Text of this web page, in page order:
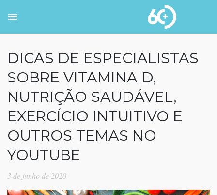
DICAS DE ESPECIALISTAS
SOBRE VITAMINA D,
NUTRIÇÃO SAUDÁVEL,
EXERCÍCIO INTUITIVO E
OUTROS TEMAS NO
YOUTUBE
3 de junho de 2020